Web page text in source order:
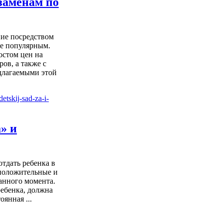
посредством
популярным.
цен на
а также с
этой
и
ребенка в
и
момента.
должна
...